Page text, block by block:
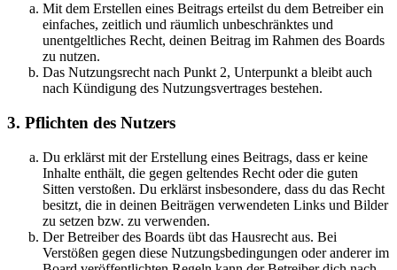
Mit dem Erstellen eines Beitrags erteilst du dem Betreiber ein
einfaches, zeitlich und räumlich unbeschränktes und
unentgeltliches Recht, deinen Beitrag im Rahmen des Boards
zu nutzen.
Das Nutzungsrecht nach Punkt 2, Unterpunkt a bleibt auch
nach Kündigung des Nutzungsvertrages bestehen.
3. Pflichten des Nutzers
Du erklärst mit der Erstellung eines Beitrags, dass er keine
Inhalte enthält, die gegen geltendes Recht oder die guten
Sitten verstoßen. Du erklärst insbesondere, dass du das Recht
besitzt, die in deinen Beiträgen verwendeten Links und Bilder
zu setzen bzw. zu verwenden.
Der Betreiber des Boards übt das Hausrecht aus. Bei
Verstößen gegen diese Nutzungsbedingungen oder anderer im